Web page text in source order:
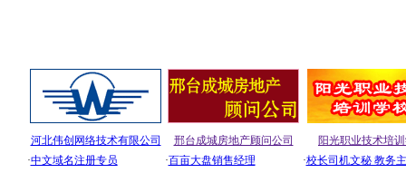
河北伟创网络技术有限公司
·中文域名注册专员
邢台成城房地产顾问公司
·百亩大盘销售经理
阳光职业技术培
·校长司机文秘 教务